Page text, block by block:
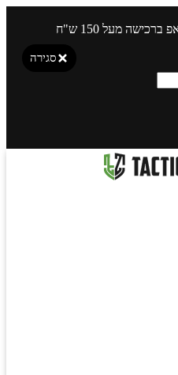
מעל 150 ש"ח
סגירה